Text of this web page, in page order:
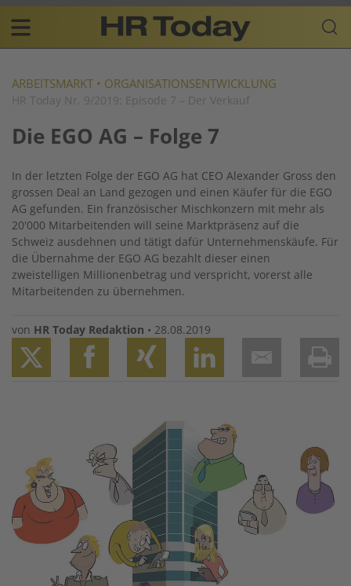
Skip
content
Plattform
für
Resources
navigation
DE
ARBEITSMARKT • ORGANISATIONSENTWICKLUNG
HR Today Nr. 9/2019: Episode 7 – Der Verkauf
Die EGO AG – Folge 7
In der letzten Folge der EGO AG hat CEO Alexander Gross den
grossen Deal an Land gezogen und einen Käufer für die EGO
AG gefunden. Ein französischer Misch­konzern mit mehr als
20'000 Mitarbeitenden will seine Marktpräsenz auf die
Schweiz ausdehnen und tätigt dafür Unternehmenskäufe. Für
die Übernahme der EGO AG bezahlt dieser einen
zweistelligen Millionenbetrag und verspricht, vorerst alle
Mitarbeitenden zu übernehmen.
von HR Today Redaktion • 28.08.2019